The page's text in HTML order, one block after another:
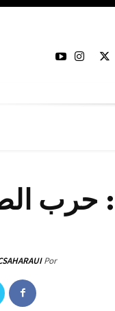
البلاغ العسكري 359
Por